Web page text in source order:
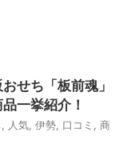
せち「板前魂」
一挙紹介！
人気 伊勢 口コミ
商